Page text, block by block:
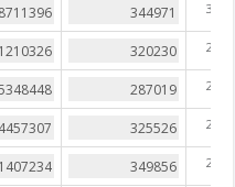
3,620
2,658
2,109
2,103
2,005